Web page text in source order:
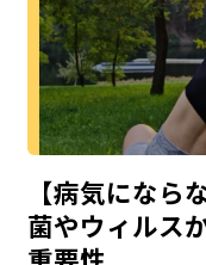
【病気になら
菌やウィルス